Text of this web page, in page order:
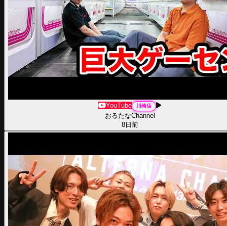
YouTube 川崎店
おるたなChannel
8日前